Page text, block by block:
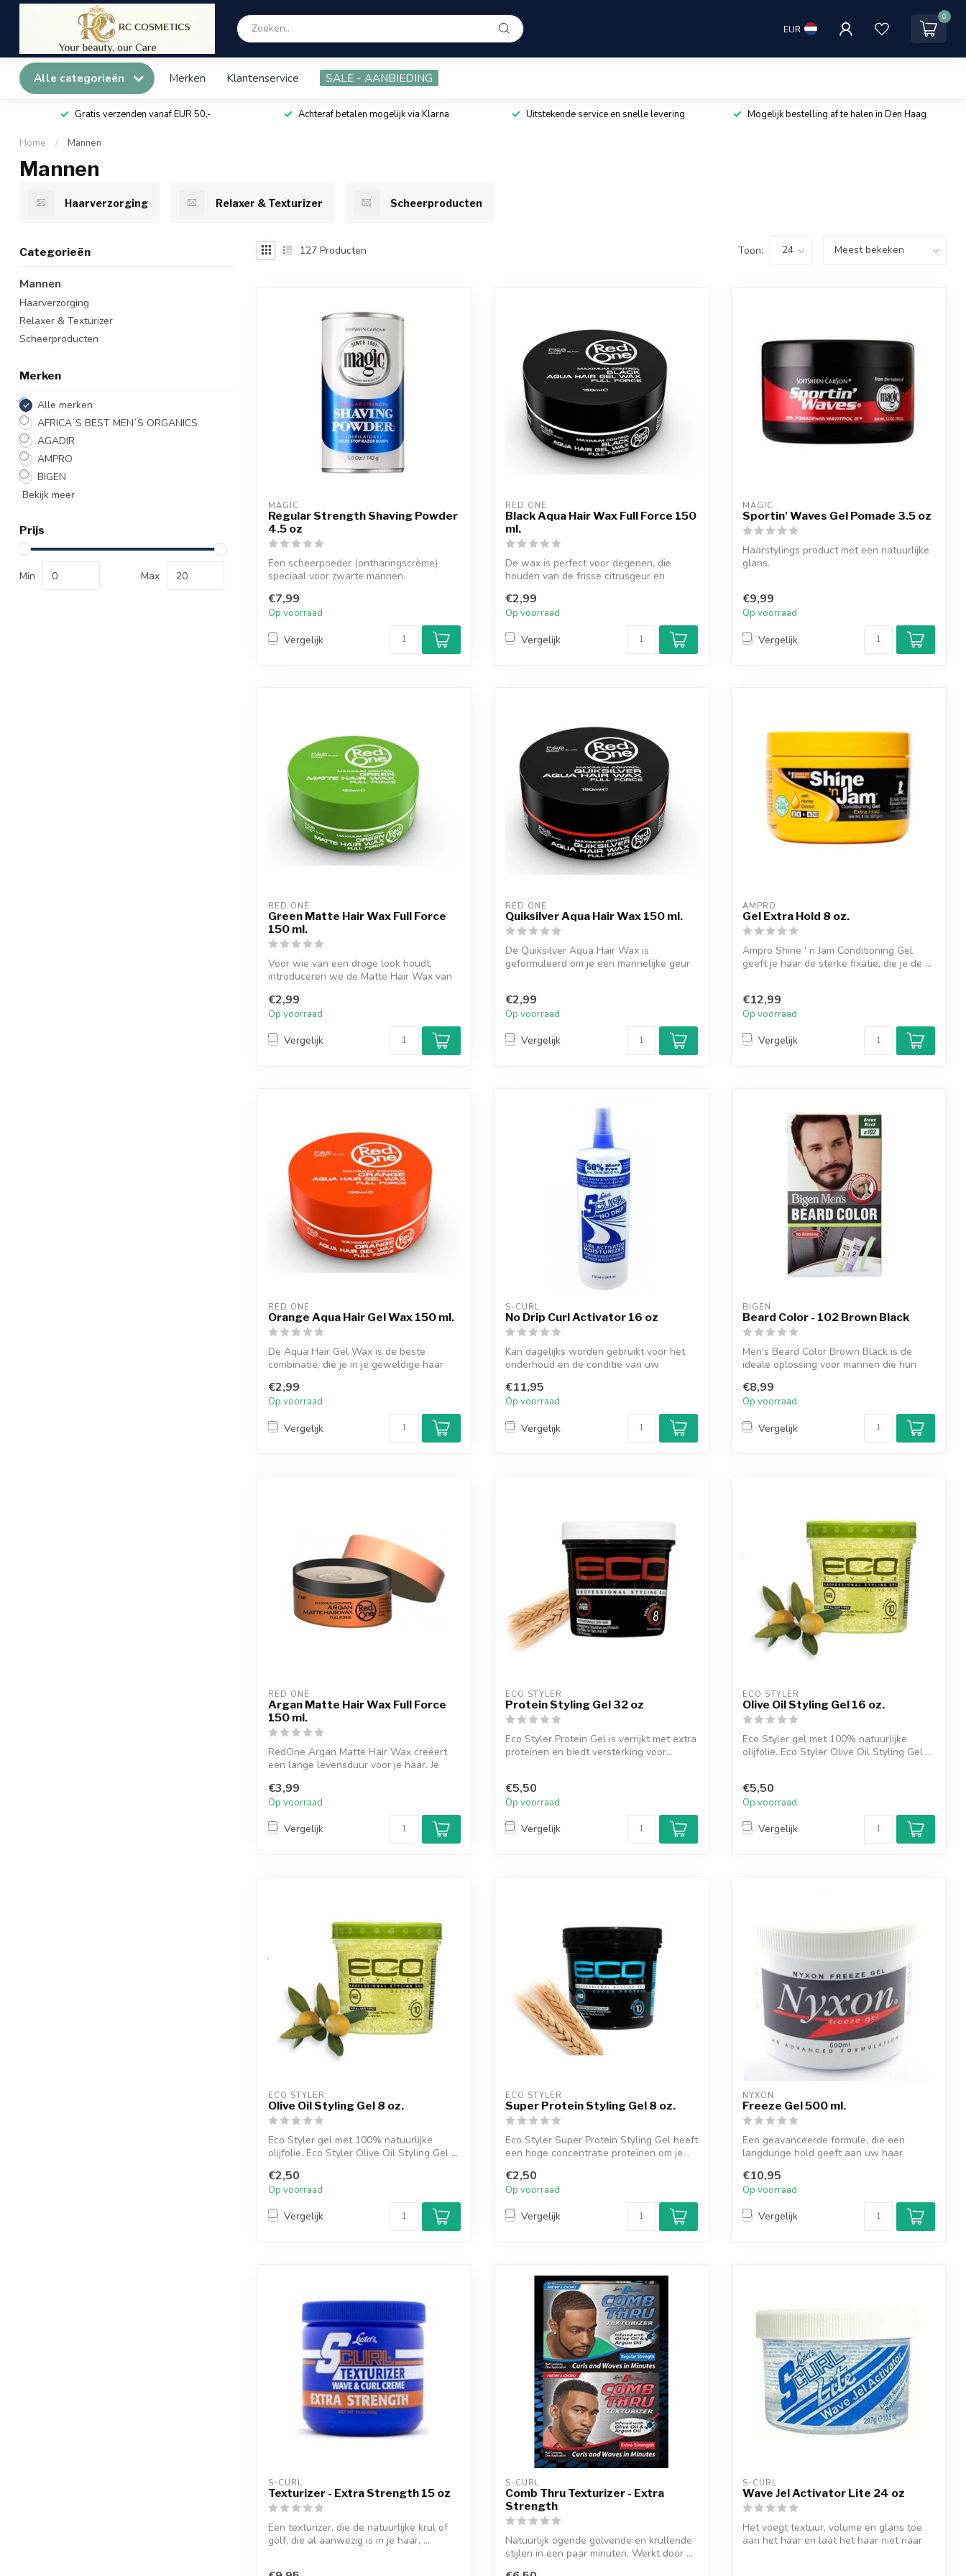
EUR
0
Alle categorieën Merken Klantenservice SALE - AANBIEDING
Gratis verzenden vanaf EUR 50,- Achteraf betalen mogelijk via Klarna Uitstekende service en snelle levering Mogelijk bestelling af te halen in Den Haag
Home / Mannen
Mannen
Haarverzorging Relaxer & Texturizer Scheerproducten
Categorieën
Mannen
Haarverzorging
Relaxer & Texturizer
Scheerproducten
Merken
Alle merken
AFRICA´S BEST MEN´S ORGANICS
AGADIR
AMPRO
BIGEN
Bekijk meer
Prijs
Min Max
127 Producten Toon:
MAGIC
Regular Strength Shaving Powder
4.5 oz
Een scheerpoeder (ontharingscrème)
speciaal voor zwarte mannen.
€7,99
Op voorraad
Vergelijk
RED ONE
Black Aqua Hair Wax Full Force 150
ml.
De wax is perfect voor degenen, die
houden van de frisse citrusgeur en
€2,99
Op voorraad
Vergelijk
MAGIC
Sportin' Waves Gel Pomade 3.5 oz
Haarstylings product met een natuurlijke
glans.
€9,99
Op voorraad
Vergelijk
RED ONE
Green Matte Hair Wax Full Force
150 ml.
Voor wie van een droge look houdt,
introduceren we de Matte Hair Wax van
€2,99
Op voorraad
Vergelijk
RED ONE
Quiksilver Aqua Hair Wax 150 ml.
De Quiksilver Aqua Hair Wax is
geformuleerd om je een mannelijke geur
€2,99
Op voorraad
Vergelijk
AMPRO
Gel Extra Hold 8 oz.
Ampro Shine ' n Jam Conditioning Gel
geeft je haar de sterke fixatie, die je de ...
€12,99
Op voorraad
Vergelijk
RED ONE
Orange Aqua Hair Gel Wax 150 ml.
De Aqua Hair Gel Wax is de beste
combinatie, die je in je geweldige haar
€2,99
Op voorraad
Vergelijk
S-CURL
No Drip Curl Activator 16 oz
Kan dagelijks worden gebruikt voor het
onderhoud en de conditie van uw
€11,95
Op voorraad
Vergelijk
BIGEN
Beard Color - 102 Brown Black
Men's Beard Color Brown Black is de
ideale oplossing voor mannen die hun
€8,99
Op voorraad
Vergelijk
RED ONE
Argan Matte Hair Wax Full Force
150 ml.
RedOne Argan Matte Hair Wax creëert
een lange levensduur voor je haar. Je
€3,99
Op voorraad
Vergelijk
ECO STYLER
Protein Styling Gel 32 oz
Eco Styler Protein Gel is verrijkt met extra
proteïnen en biedt versterking voor...
€5,50
Op voorraad
Vergelijk
ECO STYLER
Olive Oil Styling Gel 16 oz.
Eco Styler gel met 100% natuurlijke
olijfolie. Eco Styler Olive Oil Styling Gel ...
€5,50
Op voorraad
Vergelijk
ECO STYLER
Olive Oil Styling Gel 8 oz.
Eco Styler gel met 100% natuurlijke
olijfolie. Eco Styler Olive Oil Styling Gel ...
€2,50
Op voorraad
Vergelijk
ECO STYLER
Super Protein Styling Gel 8 oz.
Eco Styler Super Protein Styling Gel heeft
een hoge concentratie proteïnen om je...
€2,50
Op voorraad
Vergelijk
NYXON
Freeze Gel 500 ml.
Een geavanceerde formule, die een
langdurige hold geeft aan uw haar
€10,95
Op voorraad
Vergelijk
S-CURL
Texturizer - Extra Strength 15 oz
Een texturizer, die de natuurlijke krul of
golf, die al aanwezig is in je haar, ...
S-CURL
Comb Thru Texturizer - Extra
Strength
Natuurlijk ogende golvende en krullende
stijlen in een paar minuten. Werkt door ...
S-CURL
Wave Jel Activator Lite 24 oz
Het voegt textuur, volume en glans toe
aan het haar en laat het haar niet naar